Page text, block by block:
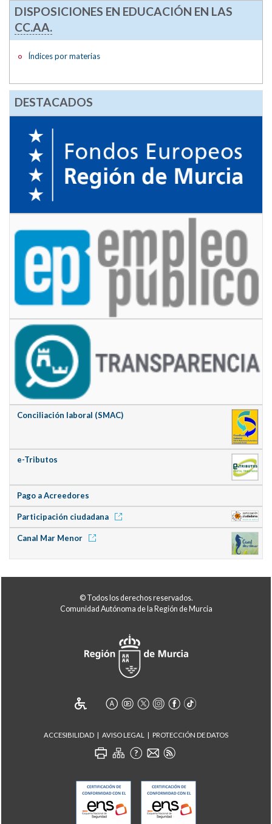
DISPOSICIONES EN EDUCACIÓN EN LAS
CC.AA.
Índices por materias
DESTACADOS
Conciliación laboral (SMAC)
e-Tributos
Pago a Acreedores
Participación ciudadana
Canal Mar Menor
© Todos los derechos reservados.
Comunidad Autónoma de la Región de Murcia
ACCESIBILIDAD AVISO LEGAL PROTECCIÓN DE DATOS